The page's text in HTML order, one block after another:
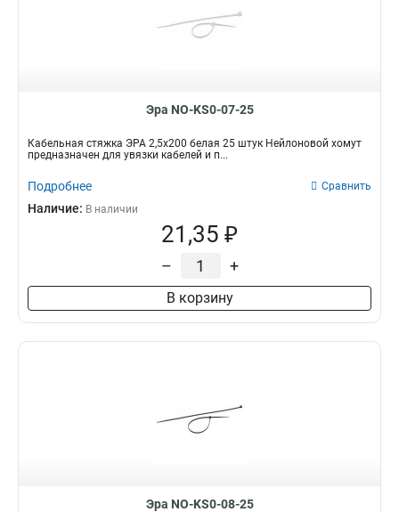
Эра NO-KS0-07-25
Кабельная стяжка ЭРА 2,5х200 белая 25 штук Нейлоновой хомут
предназначен для увязки кабелей и п...
Подробнее Сравнить
Наличие: В наличии
21,35 ₽
– +
В корзину
Эра NO-KS0-08-25